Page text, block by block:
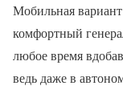
Мобильная
комфортный
любое время
ведь даже в